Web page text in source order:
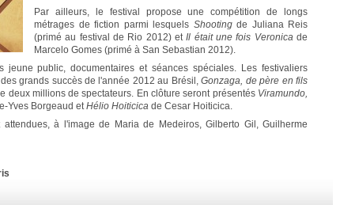
Par ailleurs, le festival propose une compétition de longs
métrages de fiction parmi lesquels Shootingde Juliana Reis
(primé au festival de Rio 2012) etIl était une fois Veronicade
Marcelo Gomes (primé à San Sebastian 2012).
public, documentaires et séances spéciales. Les festivaliers
grands succès de l'année 2012 au Brésil,Gonzaga, de père en fils
deux millions de spectateurs. En clôture seront présentés Viramundo,
Yves Borgeaud etHélio Hoiticica de Cesar Hoiticica.
attendues, à l'image de Maria de Medeiros, Gilberto Gil, Guilherme